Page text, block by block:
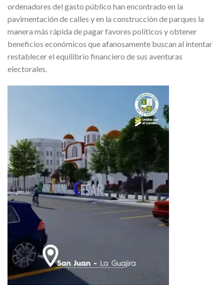
ordenadores del gasto público han encontrado en la
pavimentación de calles y en la construcción de parques la
manera más rápida de pagar favores políticos y obtener
beneficios económicos que afanosamente buscan al intentar
restablecer el equilibrio financiero de sus aventuras
electorales.